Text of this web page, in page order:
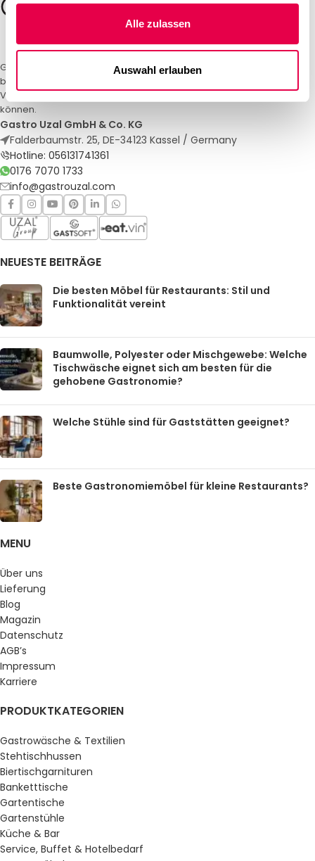
Alle zulassen
Auswahl erlauben
Gastro Uzal – Ihr Spezialist für Gastronomiemöbel und -textilien. Wir
bieten maßgeschneiderte Lösungen für Restaurants, Hotels und
Veranstaltungen. Qualität und Service, auf die Sie sich verlassen
können.
Gastro Uzal GmbH & Co. KG
Falderbaumstr. 25, DE-34123 Kassel / Germany
Hotline: 056131741361
0176 7070 1733
info@gastrouzal.com
NEUESTE BEITRÄGE
Die besten Möbel für Restaurants: Stil und
Funktionalität vereint
Baumwolle, Polyester oder Mischgewebe: Welche
Tischwäsche eignet sich am besten für die
gehobene Gastronomie?
Welche Stühle sind für Gaststätten geeignet?
Beste Gastronomiemöbel für kleine Restaurants?
MENU
Über uns
Lieferung
Blog
Magazin
Datenschutz
AGB’s
Impressum
Karriere
PRODUKTKATEGORIEN
Gastrowäsche & Textilien
Stehtischhussen
Biertischgarnituren
Banketttische
Gartentische
Gartenstühle
Küche & Bar
Service, Buffet & Hotelbedarf